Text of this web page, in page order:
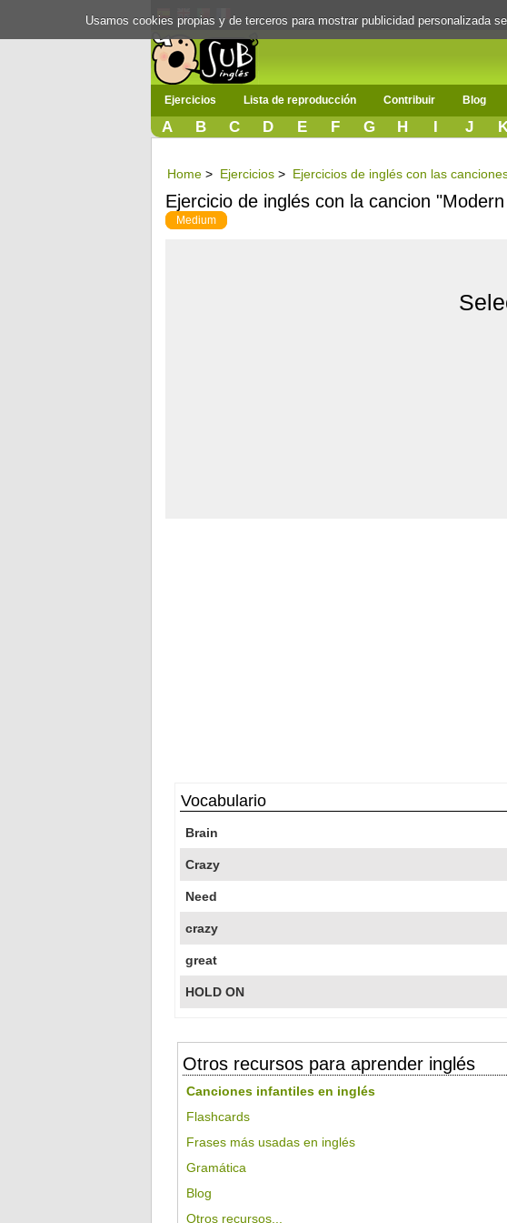
Ejercicios Lista de reproducción Contribuir Blog
A B C D E F G H I J
Home > Ejercicios > Ejercicios de inglés con las
Ejercicio de inglés con la cancion
Medium
Vocabulario
Brain
Crazy
Need
crazy
great
HOLD ON
Otros recursos para aprender inglés
Canciones infantiles en inglés
Flashcards
Frases más usadas en inglés
Gramática
Blog
Otros recursos...
Usamos cookies propias y de terceros para mostrar publicidad personalizada